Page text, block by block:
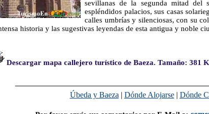
sevillanas de la segunda mitad
espléndidos palacios, sus casas
calles umbrías y silenciosas, con su
historia y las sugestivas leyendas de esta antigua y noble
Descargar mapa callejero turístico de Baeza. Tamaño: 381
Úbeda y Baeza | Dónde Alojarse| Dónde